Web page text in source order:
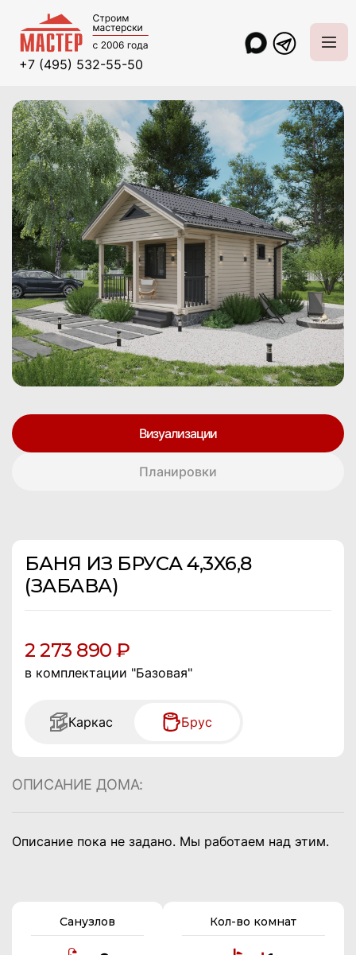
+7 (495) 532-55-50
Визуализации
Планировки
БАНЯ ИЗ БРУСА 4,3X6,8
(ЗАБАВА)
2 273 890 ₽
в комплектации "Базовая"
Каркас Брус
ОПИСАНИЕ ДОМА:
Описание пока не задано. Мы работаем над этим.
Санузлов Кол-во комнат